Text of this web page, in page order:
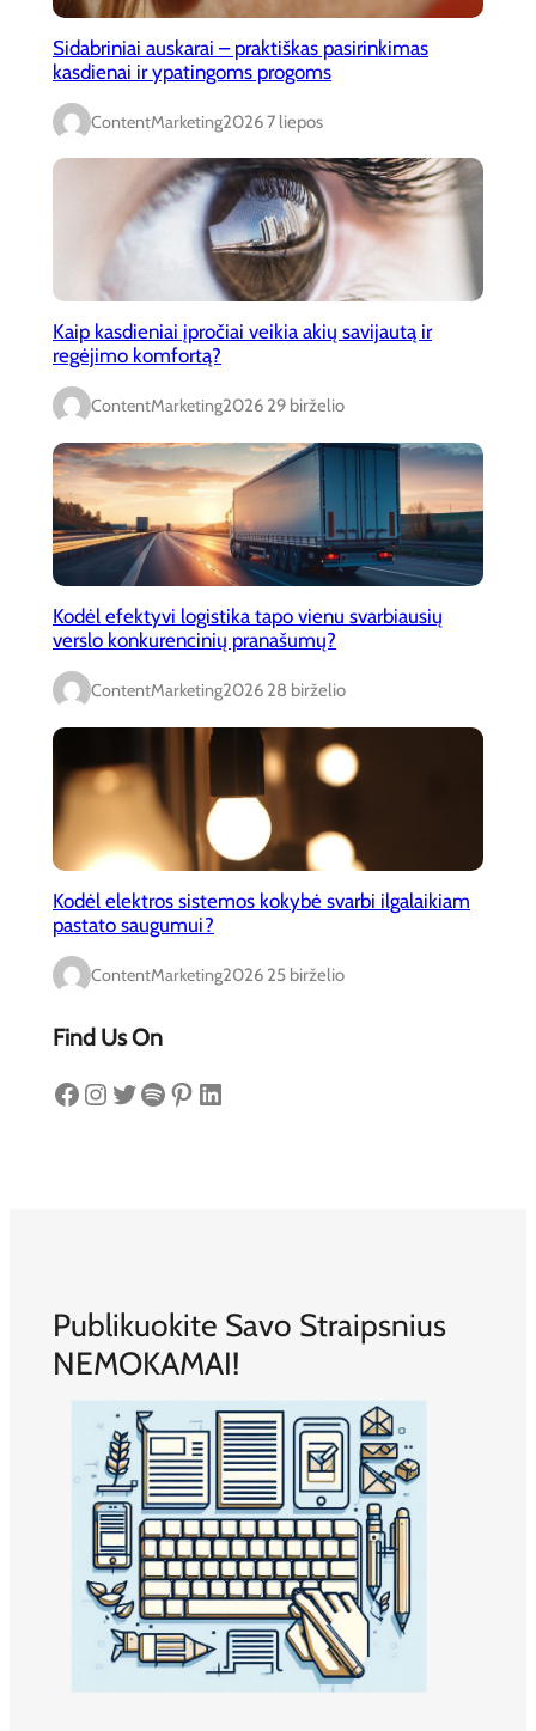
Sidabriniai auskarai – praktiškas pasirinkimas
kasdienai ir ypatingoms progoms
ContentMarketing2026 7 liepos
Kaip kasdieniai įpročiai veikia akių savijautą ir
regėjimo komfortą?
ContentMarketing2026 29 birželio
Kodėl efektyvi logistika tapo vienu svarbiausių
verslo konkurencinių pranašumų?
ContentMarketing2026 28 birželio
Kodėl elektros sistemos kokybė svarbi ilgalaikiam
pastato saugumui?
ContentMarketing2026 25 birželio
Find Us On
Facebook Instagram Twitter Spotify Pinterest LinkedIn
Publikuokite Savo Straipsnius
NEMOKAMAI!